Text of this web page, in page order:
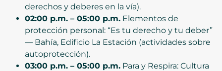
derechos y deberes en la vía).
02:00 p.m. – 05:00 p.m. Elementos de
protección personal: “Es tu derecho y tu deber”
— Bahía, Edificio La Estación (actividades sobre
autoprotección).
03:00 p.m. – 05:00 p.m. Para y Respira: Cultura